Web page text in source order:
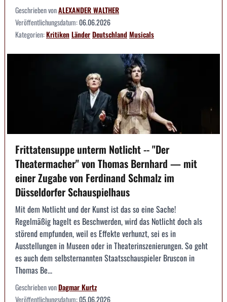
Geschrieben vonALEXANDER WALTHER
Veröffentlichungsdatum:06.06.2026
Kategorien:KritikenLänderDeutschlandMusicals
Frittatensuppe unterm Notlicht -- "Der
Theatermacher" von Thomas Bernhard — mit
einer Zugabe von Ferdinand Schmalz im
Düsseldorfer Schauspielhaus
Mit dem Notlicht und der Kunst ist das so eine Sache!
Regelmäßig hagelt es Beschwerden, wird das Notlicht doch als
störend empfunden, weil es Effekte verhunzt, sei es in
Ausstellungen in Museen oder in Theaterinszenierungen. So geht
es auch dem selbsternannten Staatsschauspieler Bruscon in
Thomas Be...
Geschrieben vonDagmar Kurtz
Veröffentlichungsdatum:05.06.2026